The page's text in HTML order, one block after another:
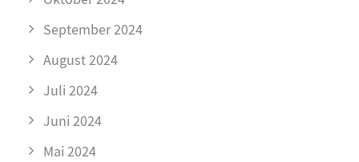
September 2024
August 2024
Juli 2024
Juni 2024
Mai 2024